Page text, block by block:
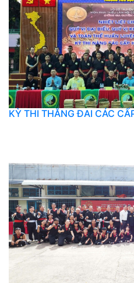
KỲ THI THĂNG ĐAI CÁC